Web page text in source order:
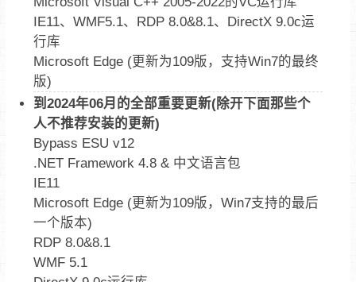
IE11、WMF5.1、RDP 8.0&8.1、DirectX 9.0c运
行库
Microsoft Edge (更新为109版，支持Win7的最终
版)
到2024年06月的全部重要更新(除开下面那些个
人不推荐安装的更新)
Bypass ESU v12
.NET Framework 4.8 & 中文语言包
IE11
Microsoft Edge (更新为109版，Win7支持的最后
一个版本)
RDP 8.0&8.1
WMF 5.1